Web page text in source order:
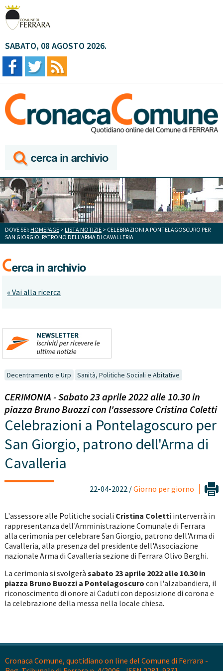
SABATO, 08 AGOSTO 2026.
DOVE SEI: HOMEPAGE > LISTA NOTIZIE > CELEBRAZIONI A PONTELAGOSCURO PER
SAN GIORGIO, PATRONO DELL'ARMA DI CAVALLERIA
« Vai alla ricerca
Decentramento e Urp Sanità, Politiche Sociali e Abitative
CERIMONIA - Sabato 23 aprile 2022 alle 10.30 in
piazza Bruno Buozzi con l'assessore Cristina Coletti
Celebrazioni a Pontelagoscuro per
San Giorgio, patrono dell'Arma di
Cavalleria
22-04-2022 /Giorno per giorno
L'assessore alle Politiche sociali Cristina Colettiinterverrà in
rappresentanza dell'Amministrazione Comunale di Ferrara
alla cerimonia per celebrare San Giorgio, patrono dell'Arma di
Cavalleria, alla presenza del presidente dell'Associazione
nazionale Arma di Cavalleria sezione di Ferrara Olivo Berghi.
La cerimonia si svolgerà sabato 23 aprile 2022 alle 10.30 in
piazza Bruno Buozzi a Pontelagoscuro con l'alzabandiera, il
riconoscimento di onore ai Caduti con deposizione di corona e
la celebrazione della messa nella locale chiesa.
Cronaca Comune, quotidiano on line del Comune di Ferrara -